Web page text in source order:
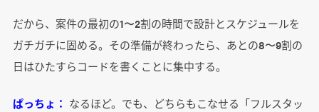
だから、案件の最初の1〜2割の時間で設計とスケジュールを
ガチガチに固める。その準備が終わったら、あとの8〜9割の
日はひたすらコードを書くことに集中する。
ぱっちょ： なるほど。でも、どちらもこなせる「フルスタッ